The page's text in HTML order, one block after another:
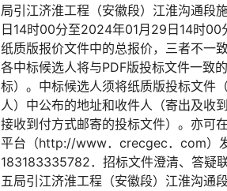
局引江济淮工程（安徽段）江淮沟通
日14时00分至2024年01月29日14时00
纸质版报价文件中的总报价，三者不一
各中标候选人将与PDF版投标文件一致
标）。中标候选人须将纸质版投标文件
人）中公布的地址和收件人（寄出及收
接收到付方式邮寄的投标文件）。亦可
平台（http://www．crecgec．com）发
183183335782．招标文件澄清、答疑
五局引江济淮工程（安徽段）江淮沟通